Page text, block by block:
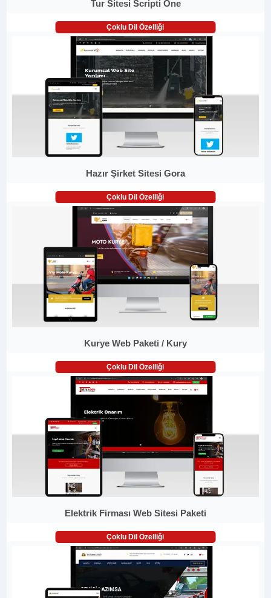
Tur Sitesi Scripti One
Çoklu Dil Özelliği
Hazır Şirket Sitesi Gora
Çoklu Dil Özelliği
Kurye Web Paketi / Kury
Çoklu Dil Özelliği
Elektrik Firması Web Sitesi Paketi
Çoklu Dil Özelliği